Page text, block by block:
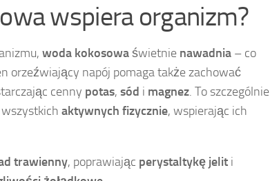
wspiera organizm?
woda kokosowaświetnie nawadnia – co
orzeźwiający napój pomaga także zachować
cenny potas, sód i magnez. To szczególnie
aktywnych fizycznie, wspierając ich
trawienny, poprawiając perystaltykę jelit i